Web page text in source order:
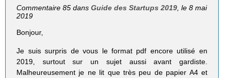
Commentaire 85 dansGuide des Startups 2019, le 8 mai
2019
Bonjour,
Je suis surpris de vous le format pdf encore utilisé en
2019, surtout sur un sujet aussi avant gardiste.
Malheureusement je ne lit que très peu de papier A4 et